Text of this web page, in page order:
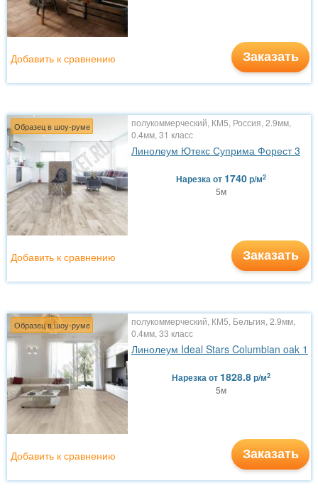
Заказать
Добавить к сравнению
Образец в шоу-руме
полукоммерческий, КМ5, Россия, 2.9мм,
0.4мм, 31 класс
Линолеум Ютекс Суприма Форест 3
Нарезкаот 1740р/м2
5м
Заказать
Добавить к сравнению
Образец в шоу-руме
полукоммерческий, КМ5, Бельгия, 2.9мм,
0.4мм, 33 класс
Линолеум Ideal Stars Columbian oak 1
Нарезкаот 1828.8р/м2
5м
Заказать
Добавить к сравнению